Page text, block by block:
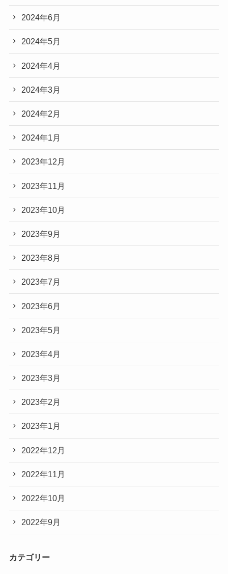
2024年6月
2024年5月
2024年4月
2024年3月
2024年2月
2024年1月
2023年12月
2023年11月
2023年10月
2023年9月
2023年8月
2023年7月
2023年6月
2023年5月
2023年4月
2023年3月
2023年2月
2023年1月
2022年12月
2022年11月
2022年10月
2022年9月
カテゴリー